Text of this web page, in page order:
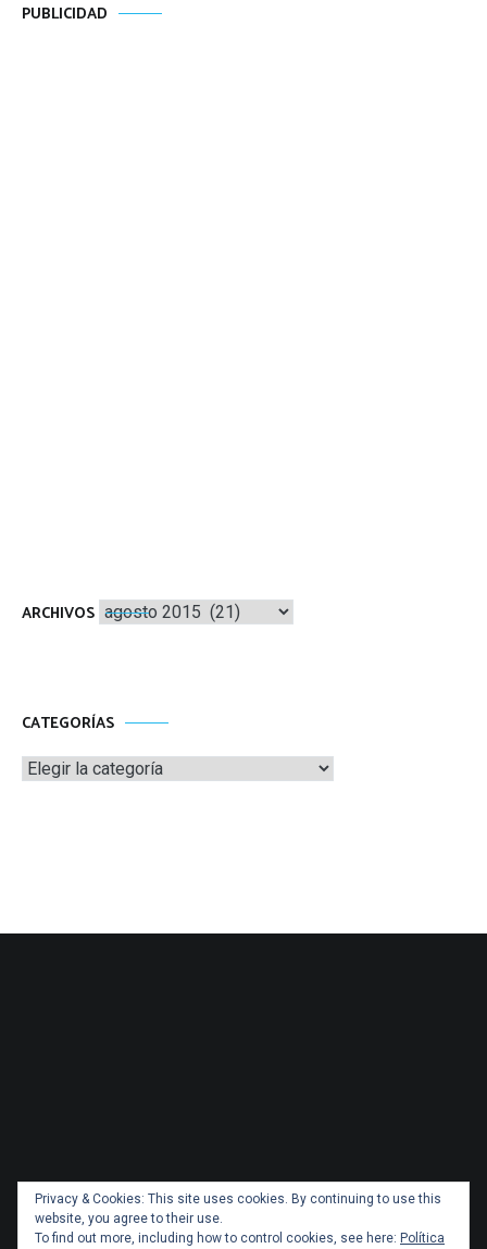
PUBLICIDAD
ARCHIVOS Archivos
CATEGORÍAS
Categorías
Privacy & Cookies: This site uses cookies. By continuing to use this
website, you agree to their use.
To find out more, including how to control cookies, see here: Política